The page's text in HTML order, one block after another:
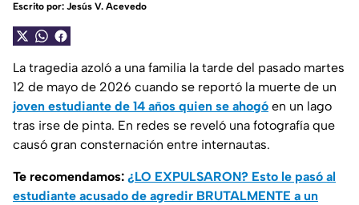
Escrito por: Jesús V. Acevedo
La tragedia azoló a una familia la tarde del pasado martes
12 de mayo de 2026 cuando se reportó la muerte de un
joven estudiante de 14 años quien se ahogó en un lago
tras irse de pinta. En redes se reveló una fotografía que
causó gran consternación entre internautas.
Te recomendamos: ¿LO EXPULSARON? Esto le pasó al
estudiante acusado de agredir BRUTALMENTE a un